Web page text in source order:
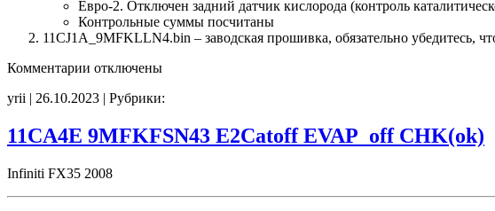
Евро-2. Отключен задний датчик кислорода (контроль
Контрольные суммы посчитаны
11CJ1A_9MFKLLN4.bin – заводская прошивка, обязательно убедитесь,
Комментарии к
11CJ1A
Stage1
E2Catoff
отключены
yrii | 26.10.2023 | Рубрики:
11CA4E 9MFKFSN43 E2Catoff EVAP_off CHK(ok)
Infiniti FX35 2008